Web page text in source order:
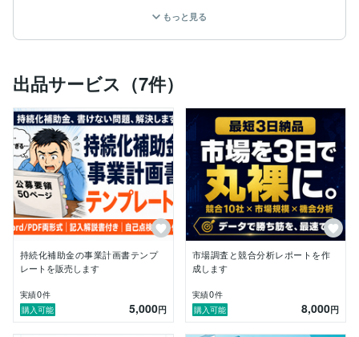
一気通貫サポートします。
※その他サービスも提供予定です。
2. LPコピーライティング & CRO最適化
3. 市場・競合リサーチレポート
4. n8nによる業務自動化・データ収集
5. Webサイト設計・サイトマップ作成
6. メールマーケティング・営業メール設計
【私の強み】
■ AI × マーケティングの知見
ChatGPT・Claude・Geminiなど最新AIツールを業務に
組み込み、調査・分析・実装の工数を大幅に圧縮。従来
は数週間かかっていた診断・調査を、最短48時間で納
品します。
「診断は別会社、コピーは別会社、自動化はまた別…」
という分断を解消。ひとりの窓口で、課題の発見から改
善案の実装、自動化の構築まで対応します。
もっと見る
出品サービス（7件）
持続化補助金の事業計画書テンプ
レートを販売します
実績0件
購入可能
5,000円
市場調査と競合分析レポートを作
成します
実績0件
購入可能
8,000円